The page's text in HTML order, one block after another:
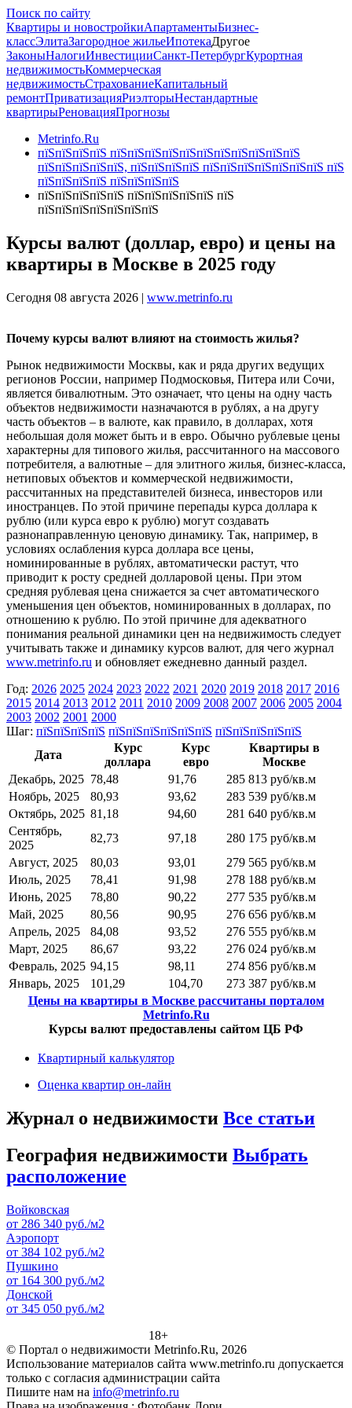
Поиск по сайту
Квартиры и новостройкиАпартаментыБизнес-
классЭлитаЗагородное жильеИпотекаДругое
ЗаконыНалогиИнвестицииСанкт-ПетербургКурортная
недвижимостьКоммерческая
недвижимостьСтрахованиеКапитальный
ремонтПриватизацияРиэлторыНестандартные
квартирыРеновацияПрогнозы
Metrinfo.Ru
пїЅпїЅпїЅпїЅ пїЅпїЅпїЅпїЅпїЅпїЅпїЅпїЅпїЅпїЅпїЅ
пїЅпїЅпїЅпїЅпїЅ, пїЅпїЅпїЅпїЅ пїЅпїЅпїЅпїЅпїЅпїЅпїЅ пїЅ
пїЅпїЅпїЅпїЅ пїЅпїЅпїЅпїЅ
пїЅпїЅпїЅпїЅпїЅ пїЅпїЅпїЅпїЅпїЅ пїЅ
пїЅпїЅпїЅпїЅпїЅпїЅпїЅ
Курсы валют (доллар, евро) и цены на
квартиры в Москве в 2025 году
Сегодня 08 августа 2026 | www.metrinfo.ru
Почему курсы валют влияют на стоимость жилья?
Рынок недвижимости Москвы, как и ряда других ведущих
регионов России, например Подмосковья, Питера или Сочи,
является бивалютным. Это означает, что цены на одну часть
объектов недвижимости назначаются в рублях, а на другу
часть объектов – в валюте, как правило, в долларах, хотя
небольшая доля может быть и в евро. Обычно рублевые цены
характерны для типового жилья, рассчитанного на массового
потребителя, а валютные – для элитного жилья, бизнес-класса,
нетиповых объектов и коммерческой недвижимости,
рассчитанных на представителей бизнеса, инвесторов или
иностранцев. По этой причине перепады курса доллара к
рублю (или курса евро к рублю) могут создавать
разнонаправленную ценовую динамику. Так, например, в
условиях ослабления курса доллара все цены,
номинированные в рублях, автоматически растут, что
приводит к росту средней долларовой цены. При этом
средняя рублевая цена снижается за счет автоматического
уменьшения цен объектов, номинированных в долларах, по
отношению к рублю. По этой причине для адекватного
понимания реальной динамики цен на недвижимость следует
учитывать также и динамику курсов валют, для чего журнал
www.metrinfo.ru и обновляет ежедневно данный раздел.
Год: 2026 2025 2024 2023 2022 2021 2020 2019 2018 2017 2016
2015 2014 2013 2012 2011 2010 2009 2008 2007 2006 2005 2004
2003 2002 2001 2000
Шаг: пїЅпїЅпїЅпїЅ пїЅпїЅпїЅпїЅпїЅпїЅ пїЅпїЅпїЅпїЅпїЅ
Дата
Курс
доллара
Курс
евро
Квартиры в
Москве
Декабрь, 2025 78,48 91,76
285 813 руб/кв.м
Ноябрь, 2025
80,93 93,62
283 539 руб/кв.м
Октябрь, 2025 81,18 94,60
281 640 руб/кв.м
Сентябрь,
2025
82,73 97,18
280 175 руб/кв.м
Август, 2025
80,03 93,01
279 565 руб/кв.м
Июль, 2025
78,41 91,98
278 188 руб/кв.м
Июнь, 2025
78,80 90,22
277 535 руб/кв.м
Май, 2025
80,56 90,95
276 656 руб/кв.м
Апрель, 2025
84,08 93,52
276 555 руб/кв.м
Март, 2025
86,67 93,22
276 024 руб/кв.м
Февраль, 2025 94,15 98,11
274 856 руб/кв.м
Январь, 2025
101,29 104,70
273 387 руб/кв.м
Цены на квартиры в Москве рассчитаны порталом
Metrinfo.Ru
Курсы валют предоставлены сайтом ЦБ РФ
Квартирный калькулятор
Оценка квартир он-лайн
Журнал о недвижимости Все статьи
География недвижимости Выбрать
расположение
Войковская
от 286 340 руб./м2
Аэропорт
от 384 102 руб./м2
Пушкино
от 164 300 руб./м2
Донской
от 345 050 руб./м2
18+
© Портал о недвижимости Metrinfo.Ru, 2026
Использование материалов сайта www.metrinfo.ru допускается
только с согласия администрации сайта
Пишите нам на info@metrinfo.ru